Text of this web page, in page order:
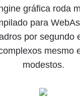
gráfica roda
para
por segundo
mesmo
modestos.